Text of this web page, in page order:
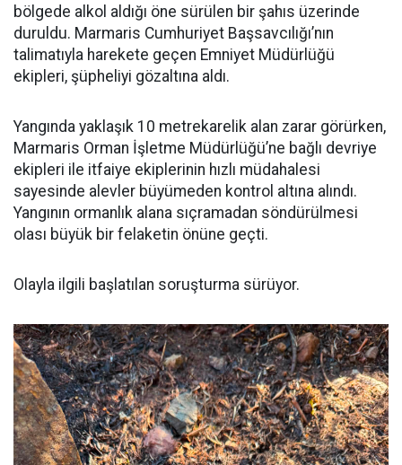
bölgede alkol aldığı öne sürülen bir şahıs üzerinde
duruldu. Marmaris Cumhuriyet Başsavcılığı’nın
talimatıyla harekete geçen Emniyet Müdürlüğü
ekipleri, şüpheliyi gözaltına aldı.
Yangında yaklaşık 10 metrekarelik alan zarar görürken,
Marmaris Orman İşletme Müdürlüğü’ne bağlı devriye
ekipleri ile itfaiye ekiplerinin hızlı müdahalesi
sayesinde alevler büyümeden kontrol altına alındı.
Yangının ormanlık alana sıçramadan söndürülmesi
olası büyük bir felaketin önüne geçti.
Olayla ilgili başlatılan soruşturma sürüyor.